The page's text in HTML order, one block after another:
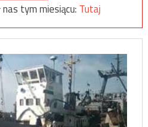
tym miesiącu: Tutaj